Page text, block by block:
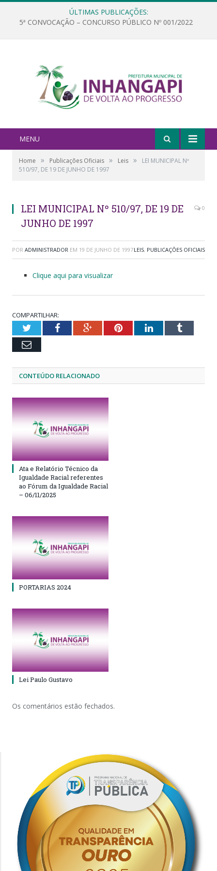
ÚLTIMAS PUBLICAÇÕES:
5ª CONVOCAÇÃO – CONCURSO PÚBLICO Nº 001/2022
MENU
Home » Publicações Oficiais » Leis »
LEI MUNICIPAL Nº
510/97, DE 19 DE JUNHO DE 1997
LEI MUNICIPAL Nº 510/97, DE 19 DE
JUNHO DE 1997
0
POR ADMINISTRADOR EM 19 DE JUNHO DE 1997LEIS, PUBLICAÇÕES OFICIAIS
Clique aqui para visualizar
COMPARTILHAR:
TwitterFacebookGoogle+PinterestLinkedInTumblr
Email
CONTEÚDO RELACIONADO
Ata e Relatório Técnico da
Igualdade Racial referentes
ao Fórum da Igualdade Racial
– 06/11/2025
PORTARIAS 2024
Lei Paulo Gustavo
Os comentários estão fechados.